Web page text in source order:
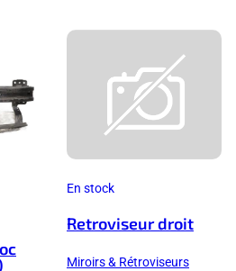
En stock
Retroviseur droit
Miroirs & Rétroviseurs